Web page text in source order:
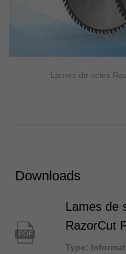
Lames de scies
Downloads
PDF
Lames de
RazorCut
Type: